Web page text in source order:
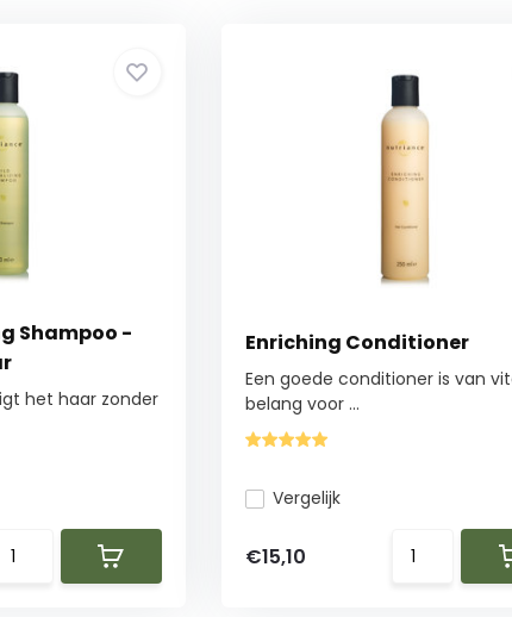
Shampoo -
het haar zonder
Enriching Conditioner
Een goede conditioner is van
belang voor ...
Vergelijk
€15,10